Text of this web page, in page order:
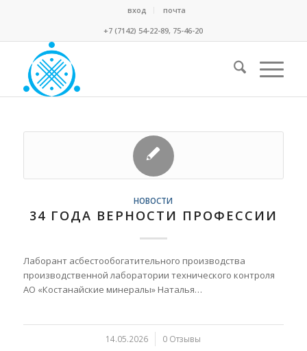
вход
почта
+7 (7142) 54-22-89, 75-46-20
НОВОСТИ
34 ГОДА ВЕРНОСТИ ПРОФЕССИИ
Лаборант асбестообогатительного производства
производственной лаборатории технического контроля
АО «Костанайские минералы» Наталья…
14.05.2026
/ 0 Отзывы